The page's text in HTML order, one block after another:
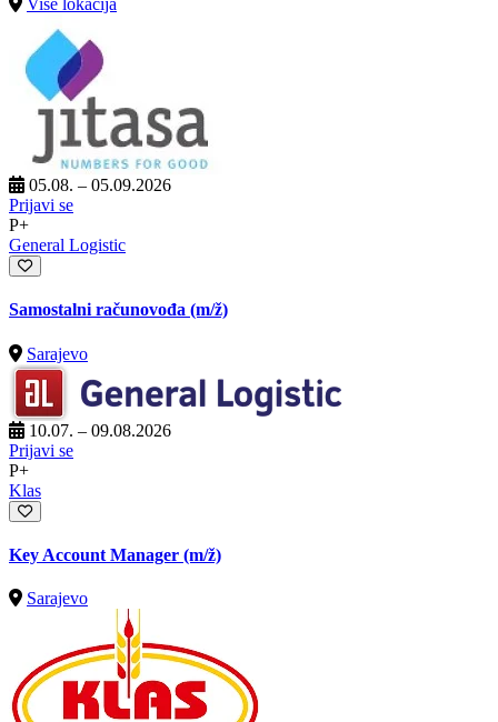
Više lokacija
05.08. – 05.09.2026
Prijavi se
P+
General Logistic
Samostalni računovođa (m/ž)
Sarajevo
10.07. – 09.08.2026
Prijavi se
P+
Klas
Key Account Manager (m/ž)
Sarajevo